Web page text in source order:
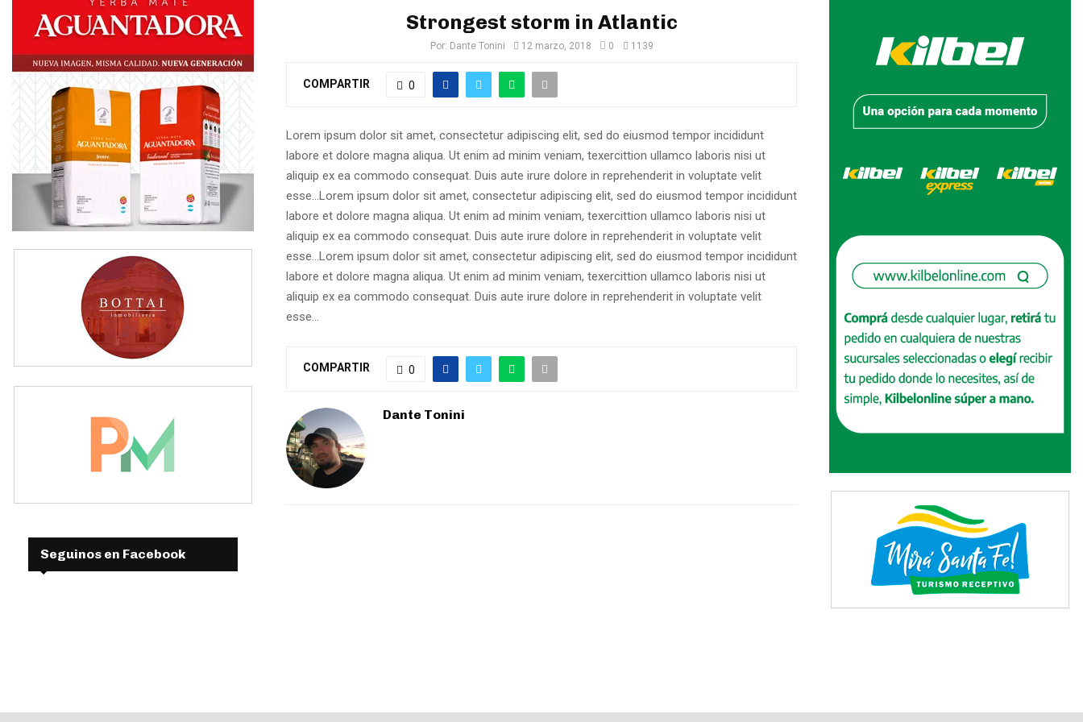
Strongest storm in Atlantic
Por: Dante Tonini 12 marzo, 2018 0 1139
COMPARTIR 0
Lorem ipsum dolor sit amet, consectetur adipiscing elit, sed do eiusmod tempor incididunt
labore et dolore magna aliqua. Ut enim ad minim veniam, texercittion ullamco laboris nisi ut
aliquip ex ea commodo consequat. Duis aute irure dolore in reprehenderit in voluptate velit
esse… Lorem ipsum dolor sit amet, consectetur adipiscing elit, sed do eiusmod tempor incididunt
labore et dolore magna aliqua. Ut enim ad minim veniam, texercittion ullamco laboris nisi ut
aliquip ex ea commodo consequat. Duis aute irure dolore in reprehenderit in voluptate velit
esse…Lorem ipsum dolor sit amet, consectetur adipiscing elit, sed do eiusmod tempor incididunt
labore et dolore magna aliqua. Ut enim ad minim veniam, texercittion ullamco laboris nisi ut
aliquip ex ea commodo consequat. Duis aute irure dolore in reprehenderit in voluptate velit
esse…
COMPARTIR 0
Dante Tonini
Seguinos en Facebook